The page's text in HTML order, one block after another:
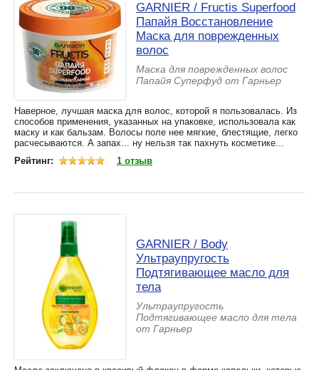
GARNIER / Fructis Superfood
Папайя Восстановление
Маска для поврежденных
волос
Маска для поврежденных волос
Папайя Суперфуд от Гарньер
Наверное, лучшая маска для волос, которой я пользовалась. Из
способов применения, указанных на упаковке, использовала как
маску и как бальзам. Волосы поле нее мягкие, блестящие, легко
расчесываются. А запах... ну нельзя так пахнуть косметике...
Рейтинг:
1 отзыв
GARNIER / Body
Ультраупругость
Подтягивающее масло для
тела
Ультраупругость
Подтягивающее масло для тела
от Гарньер